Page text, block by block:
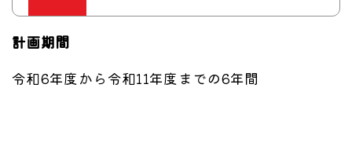
計画期間
令和6年度から令和11年度までの6年間